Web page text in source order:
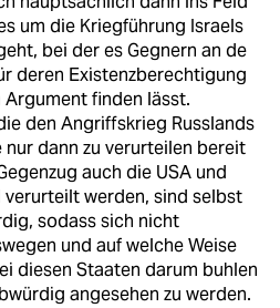
um die Kriegführung Israels
bei der es Gegnern an de
deren Existenzberechtigung
finden lässt.
den Angriffskrieg Russlands
nur dann zu verurteilen bereit
auch die USA und
verurteilt werden, sind selbst
sodass sich nicht
und auf welche Weise
diesen Staaten darum buhlen
angesehen zu werden.